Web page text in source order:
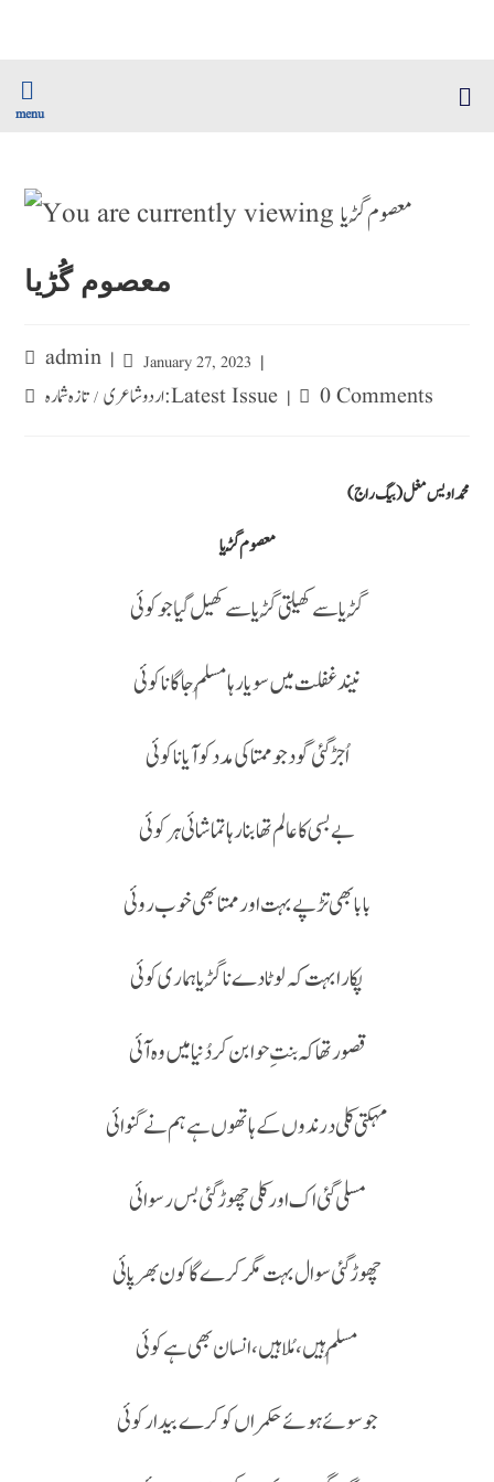
menu
معصوم گُڑیا
admin January 27, 2023
اردو شاعری / تازہ شمارہ : Latest Issue 0 Comments
محمد اویس مغل (بیگ راج)
معصوم گُڑیا
گُڑیا سے کھیلتی گُڑیا سےکھیل گیا جو کوئی
نیندغفلت میں سویا رہا مُسلم جاگا نا کوئی
اُجڑ گئی گود جو ممتا کی مددکو آیا نا کوئی
بے بسی کا عالم تھا بنا رہا تماشائی ہر کوئی
بابا بھی تڑپے بہت اور ممتا بھی خوب روئی
پکارا بہت کہ لوٹا دے نا گُڑیا ہماری کوئی
قصور تھاکہ بنتِ حوا بن کر دُنیا میں وہ آئی
مہکتی کلی درندوں کے ہاتھوں ہے ہم نے گنوائی
مسلی گئی اک اور کلی چھوڑ گئی بس رسوائی
چھوڑ گئی سوال بہت مگر کرے گا کون بھرپائی
مُسلم ہیں، مُلا ہیں، انسان بھی ہےکوئی
جو سوئے ہوئےحکمراں کو کرے بیدار کوئی